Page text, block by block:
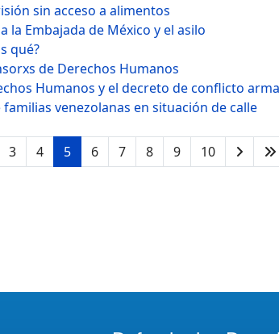
sin acceso a alimentos
la Embajada de México y el asilo
qué?
de Derechos Humanos
Humanos y el decreto de conflicto
familias venezolanas en situación de calle
3 4 5 6 7 8 9 10